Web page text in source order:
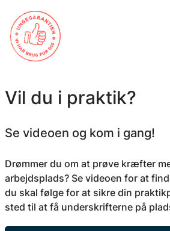
Vil du i praktik?
Se videoen og kom i gang!
Drømmer du om at prøve kræfter
arbejdsplads? Se videoen for at
du skal følge for at sikre din
sted til at få underskrifterne på